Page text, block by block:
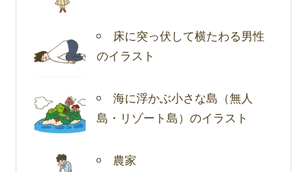
床に突っ伏して横たわる男性
のイラスト
海に浮かぶ小さな島（無人
島・リゾート島）のイラスト
農家